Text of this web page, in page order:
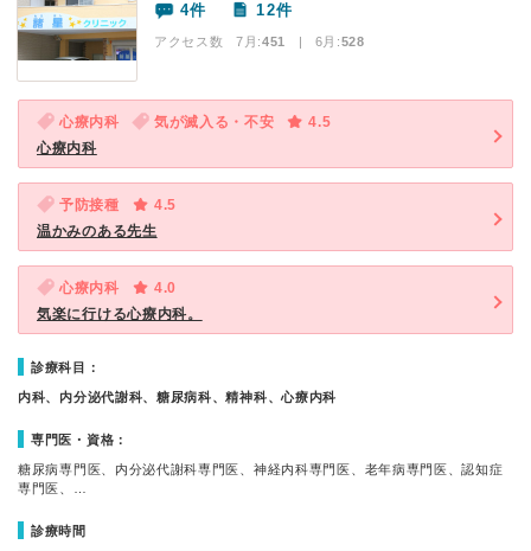
4件 12件
アクセス数 7月:451 | 6月:528
心療内科 気が滅入る・不安
4.5
心療内科
予防接種
4.5
温かみのある先生
心療内科
4.0
気楽に行ける心療内科。
診療科目：
内科、内分泌代謝科、糖尿病科、精神科、心療内科
専門医・資格：
糖尿病専門医、内分泌代謝科専門医、神経内科専門医、老年病専門医、認知症
専門医、…
診療時間